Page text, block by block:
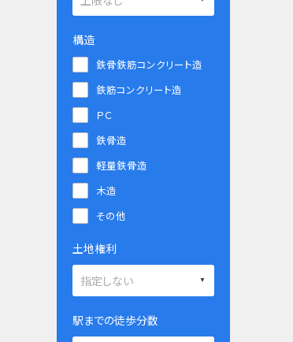
構造
鉄骨鉄筋コンクリート造
鉄筋コンクリート造
ＰＣ
鉄骨造
軽量鉄骨造
木造
その他
土地権利
駅までの徒歩分数